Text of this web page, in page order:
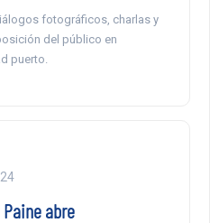
fotográficos, charlas y
del público en
puerto.
abre